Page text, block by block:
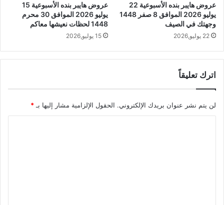
عروض هايبر بنده الأسبوعية 22
يوليو 2026 الموافق 8 صفر 1448
وجهتك في الصيف
22 يوليو,2026
عروض هايبر بنده الأسبوعية 15
يوليو 2026 الموافق 30 محرم
1448 لحظات نعيشها معاكم
15 يوليو,2026
اترك تعليقاً
لن يتم نشر عنوان بريدك الإلكتروني. الحقول الإلزامية مشار إليها بـ *